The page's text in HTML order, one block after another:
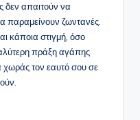
δεν απαιτούν να
παραμείνουν ζωντανές.
κάποια στιγμή, όσο
πράξη αγάπης
χωράς τον εαυτό σου σε